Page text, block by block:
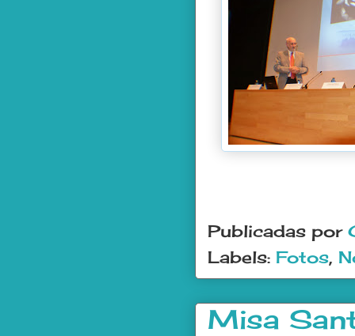
Publicadas por
Labels: Fotos,
Misa